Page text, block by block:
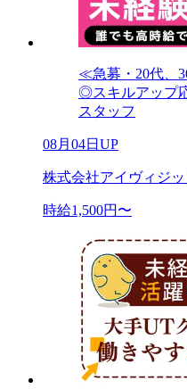
≪急募・20代、
◎スキルアップ
スタッフ
08月04日UP
株式会社アイヴィジッ
時給1,500円〜